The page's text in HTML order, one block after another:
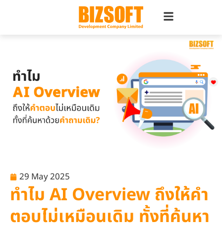
29 May 2025
ทำไม AI Overview ถึงให้คำ
ตอบไม่เหมือนเดิม ทั้งที่ค้นหา